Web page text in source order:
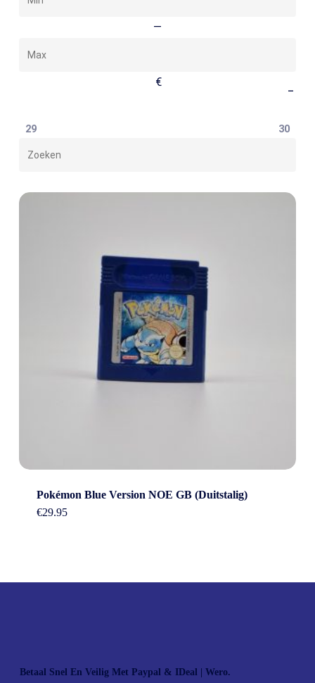
—Max
€
–
29 30
Zoeken
Pokémon Blue Version NOE GB (Duitstalig)
€29.95
Betaal Snel En Veilig Met Paypal & IDeal | Wero.